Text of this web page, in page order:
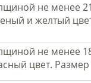
не менее
и желтый
не менее
цвет. Размер